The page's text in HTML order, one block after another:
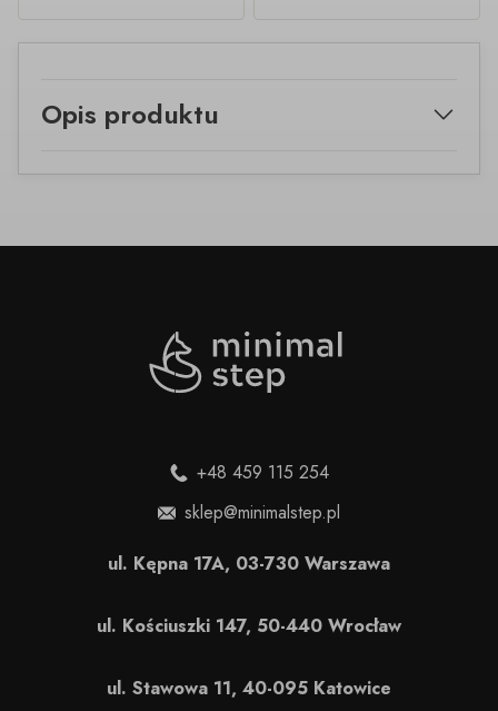
Opis produktu
+48 459 115 254
sklep@minimalstep.pl
ul. Kępna 17A, 03-730 Warszawa
ul. Kościuszki 147, 50-440 Wrocław
ul. Stawowa 11, 40-095 Katowice